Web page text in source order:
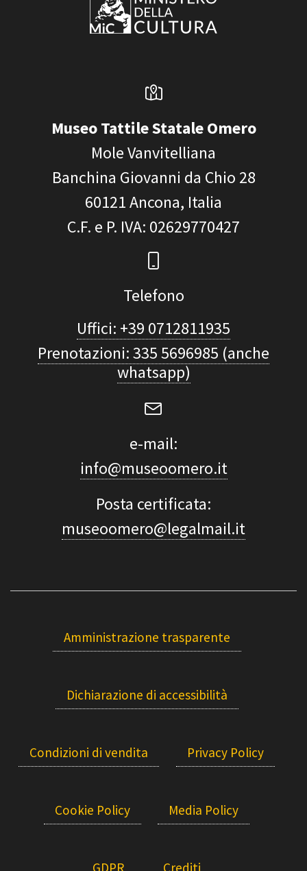
Museo Tattile Statale Omero
Mole Vanvitelliana
Banchina Giovanni da Chio 28
60121Ancona, Italia
C.F. e P. IVA: 02629770427
Telefono
Uffici: +39 0712811935
Prenotazioni: 335 5696985 (anche
whatsapp)
e-mail:
info@museoomero.it
Posta certificata:
museoomero@legalmail.it
Amministrazione trasparente
Dichiarazione di accessibilità
Condizioni di vendita Privacy Policy
Cookie Policy Media Policy
GDPR Crediti